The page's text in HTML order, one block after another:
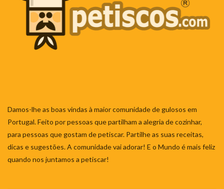
Damos-lhe as boas vindas à maior comunidade de gulosos em
Portugal. Feito por pessoas que partilham a alegria de cozinhar,
para pessoas que gostam de petiscar. Partilhe as suas receitas,
dicas e sugestões. A comunidade vai adorar! E o Mundo é mais feliz
quando nos juntamos a petiscar!